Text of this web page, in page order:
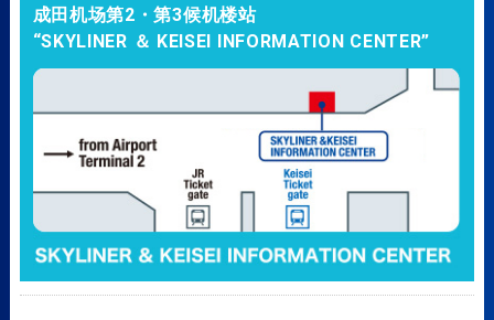
成田机场第2・第3候机楼站
“SKYLINER ＆ KEISEI INFORMATION CENTER”